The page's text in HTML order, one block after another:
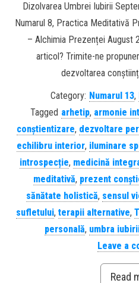
Dizolvarea Umbrei Iubirii
Numarul 8, Practica Meditativă
– Alchimia Prezenței August
articol? Trimite-ne
dezvoltarea
Category: Numarul 13,
Tagged arhetip, armonie
conștientizare, dezvoltare
echilibru interior, iluminare
introspecție, medicină
meditativă, prezent
sănătate holistică, sensul
sufletului, terapii alternative,
personală, umbra
Leave a
Read